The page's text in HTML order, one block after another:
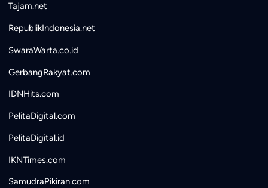
Tajam.net
RepublikIndonesia.net
SwaraWarta.co.id
GerbangRakyat.com
IDNHits.com
PelitaDigital.com
PelitaDigital.id
IKNTimes.com
SamudraPikiran.com